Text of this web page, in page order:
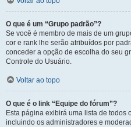
O que é um “Grupo padrão”?
Se você é membro de mais de um
cor e rank lhe serão atribuídos por
conceder a opção de escolha do seu
Controle do Usuário.
Voltar ao topo
O que é o link “Equipe do fórum”?
Esta página exibirá uma lista de todos
incluindo os administradores e